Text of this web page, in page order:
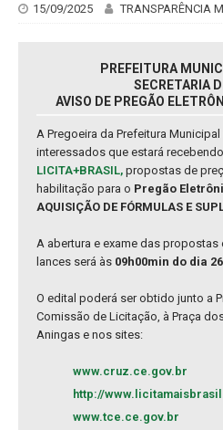
15/09/2025 TRANSPARÊNCIA
PREFEITURA
SECRETARIA
AVISO DE PREGÃO
A Pregoeira da Prefeitura
interessados que estará
LICITA+BRASIL, propostas de
habilitação para o Pregão
AQUISIÇÃO DE FÓRMULAS E
A abertura e exame das
lances será às 09h00min do dia
O edital poderá ser obtido junto a
Comissão de Licitação, à Praça
Aningas e nos sites:
www.cruz.ce.gov.br
http://
www.tce.ce.gov.br